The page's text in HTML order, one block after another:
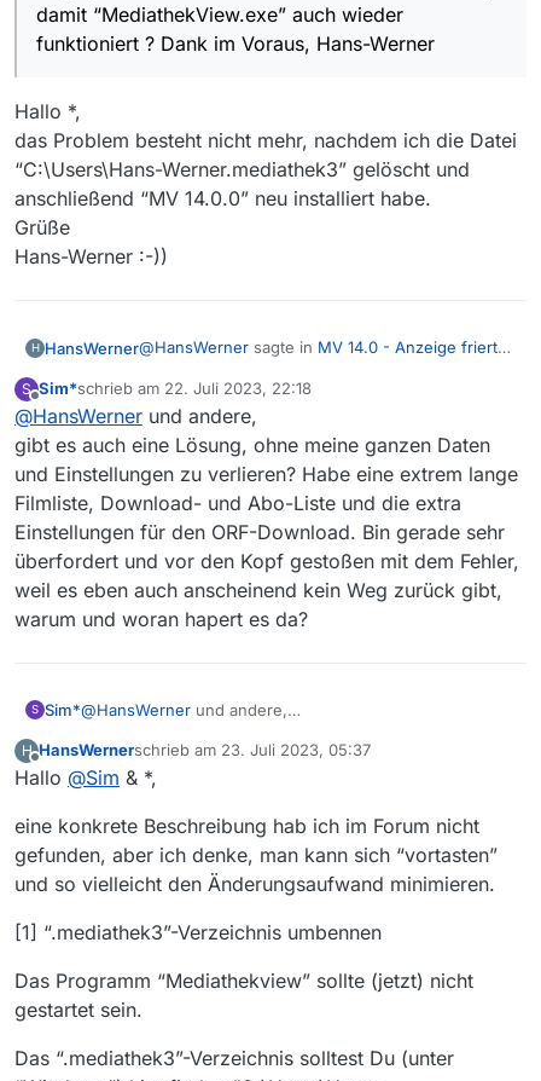
damit “MediathekView.exe” auch wieder
funktioniert ? Dank im Voraus, Hans-Werner
Hallo *,
das Problem besteht nicht mehr, nachdem ich die Datei
“C:\Users\Hans-Werner.mediathek3” gelöscht und
anschließend “MV 14.0.0” neu installiert habe.
Grüße
Hans-Werner :-))
H HansWerner@HansWerner sagte in MV 14.0 - Anzeige friert
Hallo *,
habe heute die Aktualisierung vom "MV
13.9.12 auf “MV 14.02” durchführen lassen
(unter “Windows 10 Pro”). Danach friert bei
“MediathekView.exe” der Bildschirm ein.
“MV 13.9.12” funktionierte völlig fehlerfrei.
Nach un-install “MV 14.0” und re-install “MV
13.9.1” das gleiche Fehlerbild. Nach un-
install “MV 13.9.1” Download
“MediathekView-latest-win.zip”. Bei
ich tun, damit “MediathekView.exe” auch
Werner
Hallo *,
das Problem besteht nicht mehr, nachdem ich die
Datei “C:\Users\Hans-Werner.mediathek3”
gelöscht und anschließend “MV 14.0.0” neu
Grüße
Hans-Werner :-))
S
Offline
Sim*schrieb am 22. Juli 2023, 22:18
zuletzt editiert von
@HansWerner und andere,
gibt es auch eine Lösung, ohne meine ganzen Daten
und Einstellungen zu verlieren? Habe eine extrem lange
Filmliste, Download- und Abo-Liste und die extra
Einstellungen für den ORF-Download. Bin gerade sehr
überfordert und vor den Kopf gestoßen mit dem Fehler,
weil es eben auch anscheinend kein Weg zurück gibt,
warum und woran hapert es da?
S Sim*@HansWerner und andere,
Einstellungen zu verlieren? Habe eine extrem lange
Filmliste, Download- und Abo-Liste und die extra
überfordert und vor den Kopf gestoßen mit dem Fehler,
weil es eben auch anscheinend kein Weg zurück gibt,
warum und woran hapert es da?
H
Offline
HansWernerschrieb am 23. Juli 2023, 05:37
zuletzt editiert von
Hallo @Sim & *,
eine konkrete Beschreibung hab ich im Forum nicht
gefunden, aber ich denke, man kann sich “vortasten”
und so vielleicht den Änderungsaufwand minimieren.
[1] “.mediathek3”-Verzeichnis umbennen
Das Programm “Mediathekview” sollte (jetzt) nicht
gestartet sein.
Das “.mediathek3”-Verzeichnis solltest Du (unter